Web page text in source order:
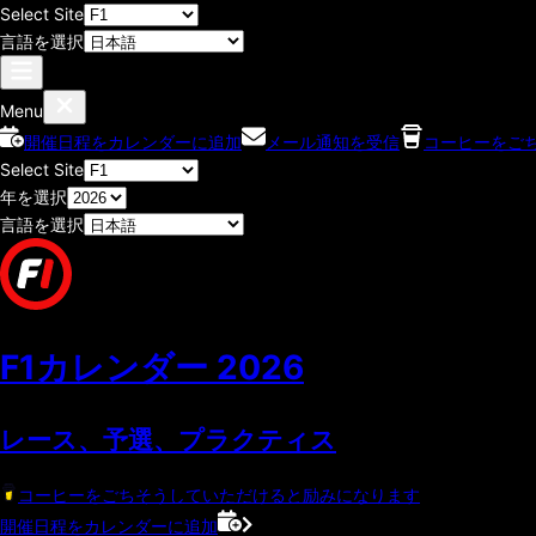
Select Site
言語を選択
Menu
開催日程をカレンダーに追加
メール通知を受信
コーヒーをご
Select Site
年を選択
言語を選択
F1カレンダー 2026
レース、予選、プラクティス
コーヒーをごちそうしていただけると励みになります
開催日程をカレンダーに追加